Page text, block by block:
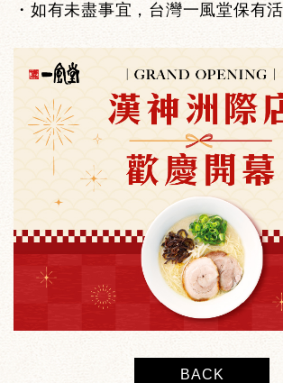
・如有未盡事宜，台灣一風堂保有
BACK